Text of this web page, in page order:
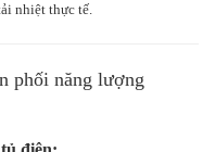
nhiệt thực tế.
phối năng lượng